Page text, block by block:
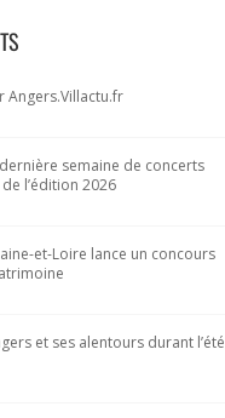
Angers.Villactu.fr
semaine de concerts
l’édition 2026
et-Loire lance un concours
et ses alentours durant l’été